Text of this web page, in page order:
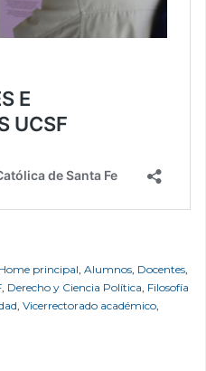
Home principal Alumnos Docentes
Derecho y Ciencia Política Filosofía
Vicerrectorado académico